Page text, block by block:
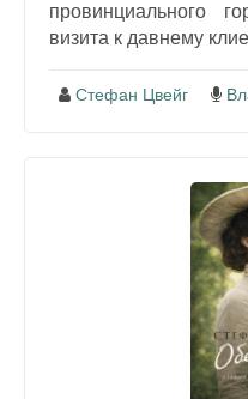
провинциального
визита к давнему
Стефан Цвейг